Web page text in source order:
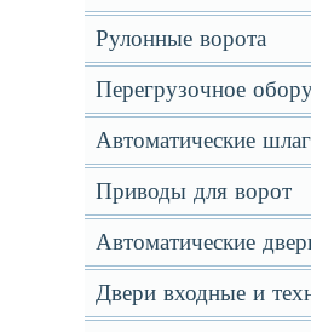
Рулонные ворота
Перегрузочное
Автоматические
Приводы для ворот
Автоматические
Двери входные и